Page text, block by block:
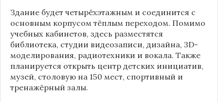
Здание будет четырёхэтажным и соединится с
основным корпусом тёплым переходом. Помимо
учебных кабинетов, здесь разместятся
библиотека, студии видеозаписи, дизайна, 3D-
моделирования, радиотехники и вокала. Также
планируется открыть центр детских инициатив,
музей, столовую на 150 мест, спортивный и
тренажёрный залы.